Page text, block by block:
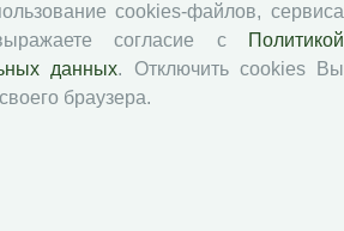
развития
cookies-файлов, сервиса
согласие с
Политикой
данных. Отключить cookies Вы
браузера.